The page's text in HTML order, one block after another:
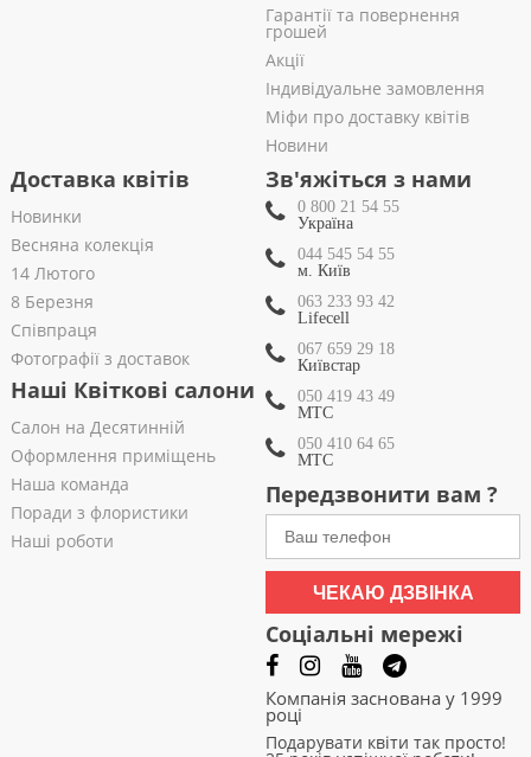
Гарантії та повернення
грошей
Акції
Індивідуальне замовлення
Міфи про доставку квітів
Новини
Доставка квітів
Новинки
Весняна колекція
14 Лютого
8 Березня
Співпраця
Фотографії з доставок
Наші Квіткові салони
Салон на Десятинній
Оформлення приміщень
Наша команда
Поради з флористики
Наші роботи
Зв'яжіться з нами
0 800 21 54 55
Україна
044 545 54 55
м. Київ
063 233 93 42
Lifecell
067 659 29 18
Київстар
050 419 43 49
МТС
050 410 64 65
МТС
Передзвонити вам ?
ЧЕКАЮ ДЗВІНКА
Соціальні мережі
Компанія заснована у 1999
році
Подарувати квіти так просто!